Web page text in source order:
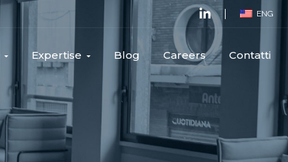
ENG
Expertise Blog Careers Contatti